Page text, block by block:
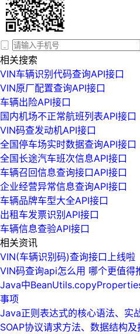
相关搜索
VIN车辆识别代码查询API接口
VIN原厂配置查询API接口
车辆出险API接口
国内机场不正常航班列表API接口
VIN码查发动机API接口
全国停车场实时数据查询API接口
全国长途汽车班次信息API接口
车辆召回信息查询接口API接口
企业经营异常信息查询API接口
车辆品牌车型大全API接口
出租车发票识别API接口
车辆信息查验API接口
相关资讯
VIN(车辆识别码)查询接口上线啦
VIN码查询api怎么用 哪个更值得
Java中
事项
Java正则表达式的核心语法、实
SOAP协议请求方法、数据结构